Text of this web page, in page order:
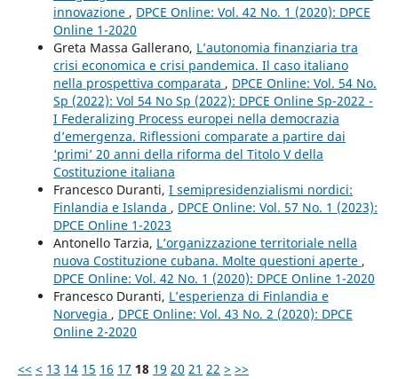
innovazione , DPCE Online: Vol. 42 No. 1 (2020): DPCE
Online 1-2020
Greta Massa Gallerano, L’autonomia finanziaria tra
crisi economica e crisi pandemica. Il caso italiano
nella prospettiva comparata , DPCE Online: Vol. 54 No.
Sp (2022): Vol 54 No Sp (2022): DPCE Online Sp-2022 -
I Federalizing Process europei nella democrazia
d’emergenza. Riflessioni comparate a partire dai
‘primi’ 20 anni della riforma del Titolo V della
Costituzione italiana
Francesco Duranti, I semipresidenzialismi nordici:
Finlandia e Islanda , DPCE Online: Vol. 57 No. 1 (2023):
DPCE Online 1-2023
Antonello Tarzia, L’organizzazione territoriale nella
nuova Costituzione cubana. Molte questioni aperte ,
DPCE Online: Vol. 42 No. 1 (2020): DPCE Online 1-2020
Francesco Duranti, L’esperienza di Finlandia e
Norvegia , DPCE Online: Vol. 43 No. 2 (2020): DPCE
Online 2-2020
<< < 13 14 15 16 17 18 19 20 21 22 > >>